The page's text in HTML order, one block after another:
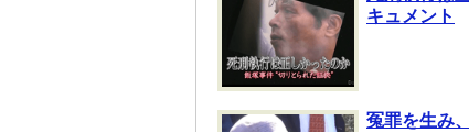
キュメント
冤罪を生み